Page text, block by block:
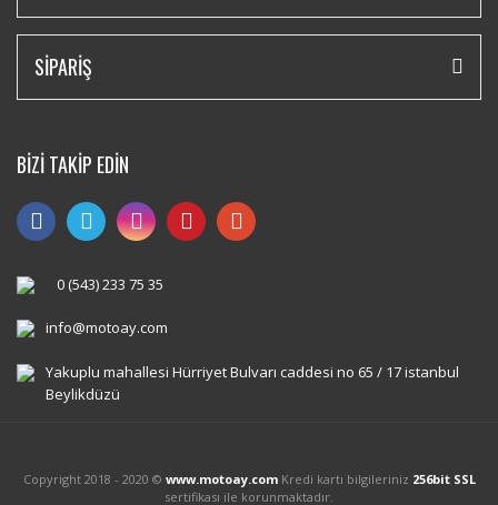
SİPARİŞ
BİZİ TAKİP EDİN
0 (543) 233 75 35
info@motoay.com
Yakuplu mahallesi Hürriyet Bulvarı caddesi no 65 / 17 istanbul
Beylikdüzü
Copyright 2018 - 2020 © www.motoay.comKredi kartı bilgileriniz 256bit SSL
sertifikası ile korunmaktadır.